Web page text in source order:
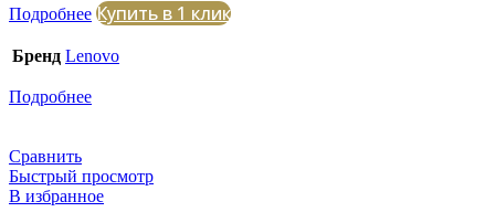
Подробнее Купить в 1 клик
Бренд Lenovo
Подробнее
Сравнить
Быстрый просмотр
В избранное